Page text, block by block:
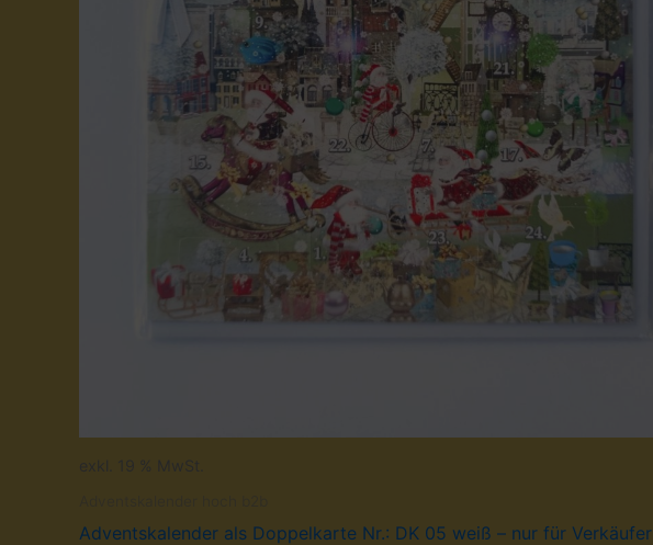
Adventskalender als Doppelkarte Nr.: DK 05 weiß – nur für Verkäufer